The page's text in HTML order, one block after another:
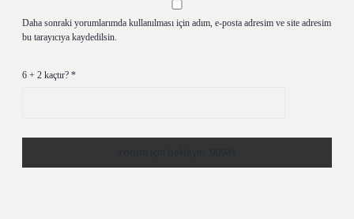
Daha sonraki yorumlarımda kullanılması için adım, e-posta adresim ve site adresim
bu tarayıcıya kaydedilsin.
6 + 2 kaçtır? *